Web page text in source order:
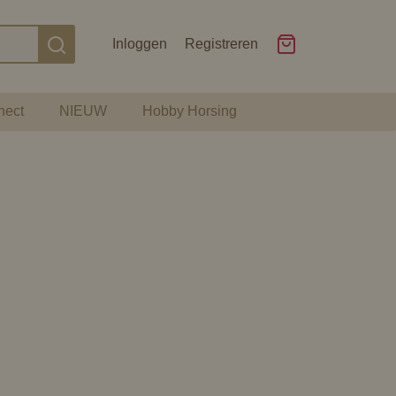
Inloggen Registreren
NIEUW Hobby Horsing